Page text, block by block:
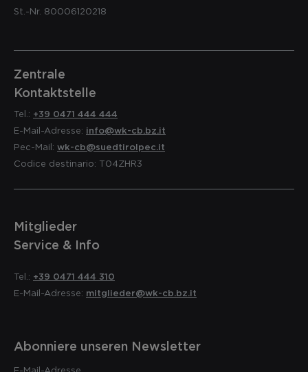
St.-Nr. 80006120218
Zentrale
Kontaktstelle
Tel.: +39 0471 444 444
E-Mail-Adresse: info@wk-cb.bz.it
Pec-Mail: wk-cb@suedtirolpec.it
Codice destinario: T04ZHR3
Mitglieder
Service & Info
Tel.: +39 0471 444 310
E-Mail-Adresse: mitglieder@wk-cb.bz.it
Abonniere unseren Newsletter
E-Mail-Adresse